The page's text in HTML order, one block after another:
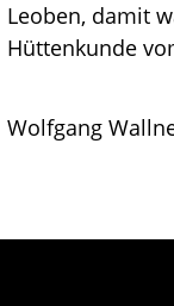
Leoben, damit
Hüttenkunde
Wolfgang